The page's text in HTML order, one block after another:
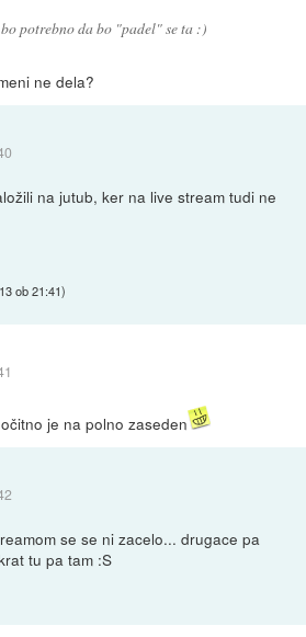
potrebno da bo "padel" se ta :)
ne dela?
na jutub, ker na live stream tudi ne
ob 21:41)
je na polno zaseden
se se ni zacelo... drugace pa
tu pa tam :S